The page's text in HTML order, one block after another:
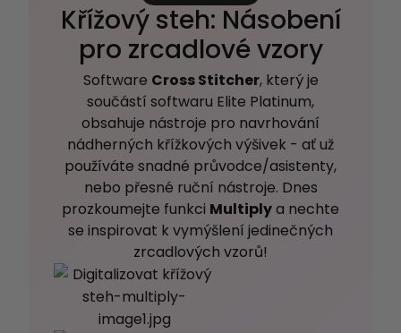
Křížový steh: Násobení
pro zrcadlové vzory
Software Cross Stitcher, který je
součástí softwaru Elite Platinum,
obsahuje nástroje pro navrhování
nádherných křížkových výšivek - ať už
používáte snadné průvodce/asistenty,
nebo přesné ruční nástroje. Dnes
prozkoumejte funkci Multiplya nechte
se inspirovat k vymýšlení jedinečných
zrcadlových vzorů!